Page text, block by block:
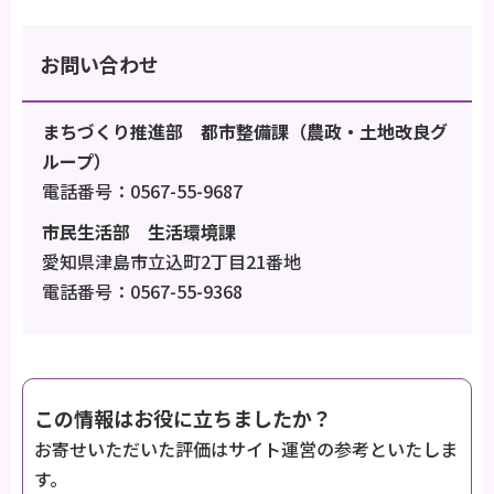
お問い合わせ
まちづくり推進部 都市整備課（農政・土地改良グ
ループ）
電話番号：0567-55-9687
市民生活部 生活環境課
愛知県津島市立込町2丁目21番地
電話番号：0567-55-9368
この情報はお役に立ちましたか？
お寄せいただいた評価はサイト運営の参考といたしま
す。